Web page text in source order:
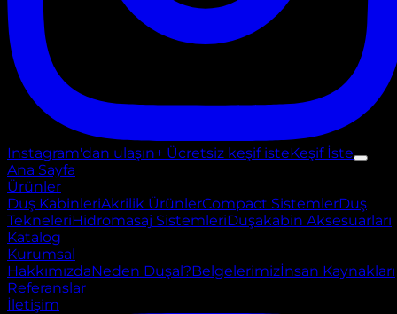
Instagram'dan ulaşın+ Ücretsiz keşif isteKeşif İste
Ana Sayfa
Ürünler
Duş KabinleriAkrilik ÜrünlerCompact SistemlerDuş
TekneleriHidromasaj SistemleriDuşakabin Aksesuarları
Katalog
Kurumsal
HakkımızdaNeden Duşal?Belgelerimizİnsan Kaynakları
Referanslar
İletişim